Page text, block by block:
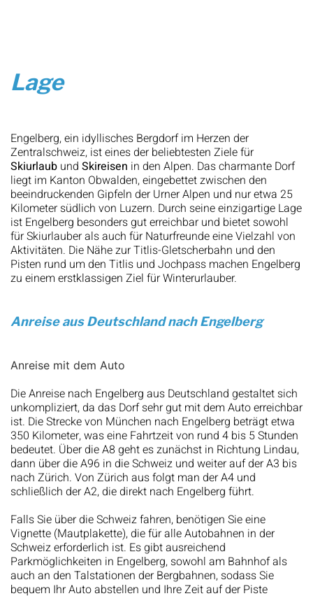
Lage
Engelberg, ein idyllisches Bergdorf im Herzen der
Zentralschweiz, ist eines der beliebtesten Ziele für
Skiurlaub und Skireisen in den Alpen. Das charmante Dorf
liegt im Kanton Obwalden, eingebettet zwischen den
beeindruckenden Gipfeln der Urner Alpen und nur etwa 25
Kilometer südlich von Luzern. Durch seine einzigartige Lage
ist Engelberg besonders gut erreichbar und bietet sowohl
für Skiurlauber als auch für Naturfreunde eine Vielzahl von
Aktivitäten. Die Nähe zur Titlis-Gletscherbahn und den
Pisten rund um den Titlis und Jochpass machen Engelberg
zu einem erstklassigen Ziel für Winterurlauber.
Anreise aus Deutschland nach Engelberg
Anreise mit dem Auto
Die Anreise nach Engelberg aus Deutschland gestaltet sich
unkompliziert, da das Dorf sehr gut mit dem Auto erreichbar
ist. Die Strecke von München nach Engelberg beträgt etwa
350 Kilometer, was eine Fahrtzeit von rund 4 bis 5 Stunden
bedeutet. Über die A8 geht es zunächst in Richtung Lindau,
dann über die A96 in die Schweiz und weiter auf der A3 bis
nach Zürich. Von Zürich aus folgt man der A4 und
schließlich der A2, die direkt nach Engelberg führt.
Falls Sie über die Schweiz fahren, benötigen Sie eine
Vignette (Mautplakette), die für alle Autobahnen in der
Schweiz erforderlich ist. Es gibt ausreichend
Parkmöglichkeiten in Engelberg, sowohl am Bahnhof als
auch an den Talstationen der Bergbahnen, sodass Sie
bequem Ihr Auto abstellen und Ihre Zeit auf der Piste